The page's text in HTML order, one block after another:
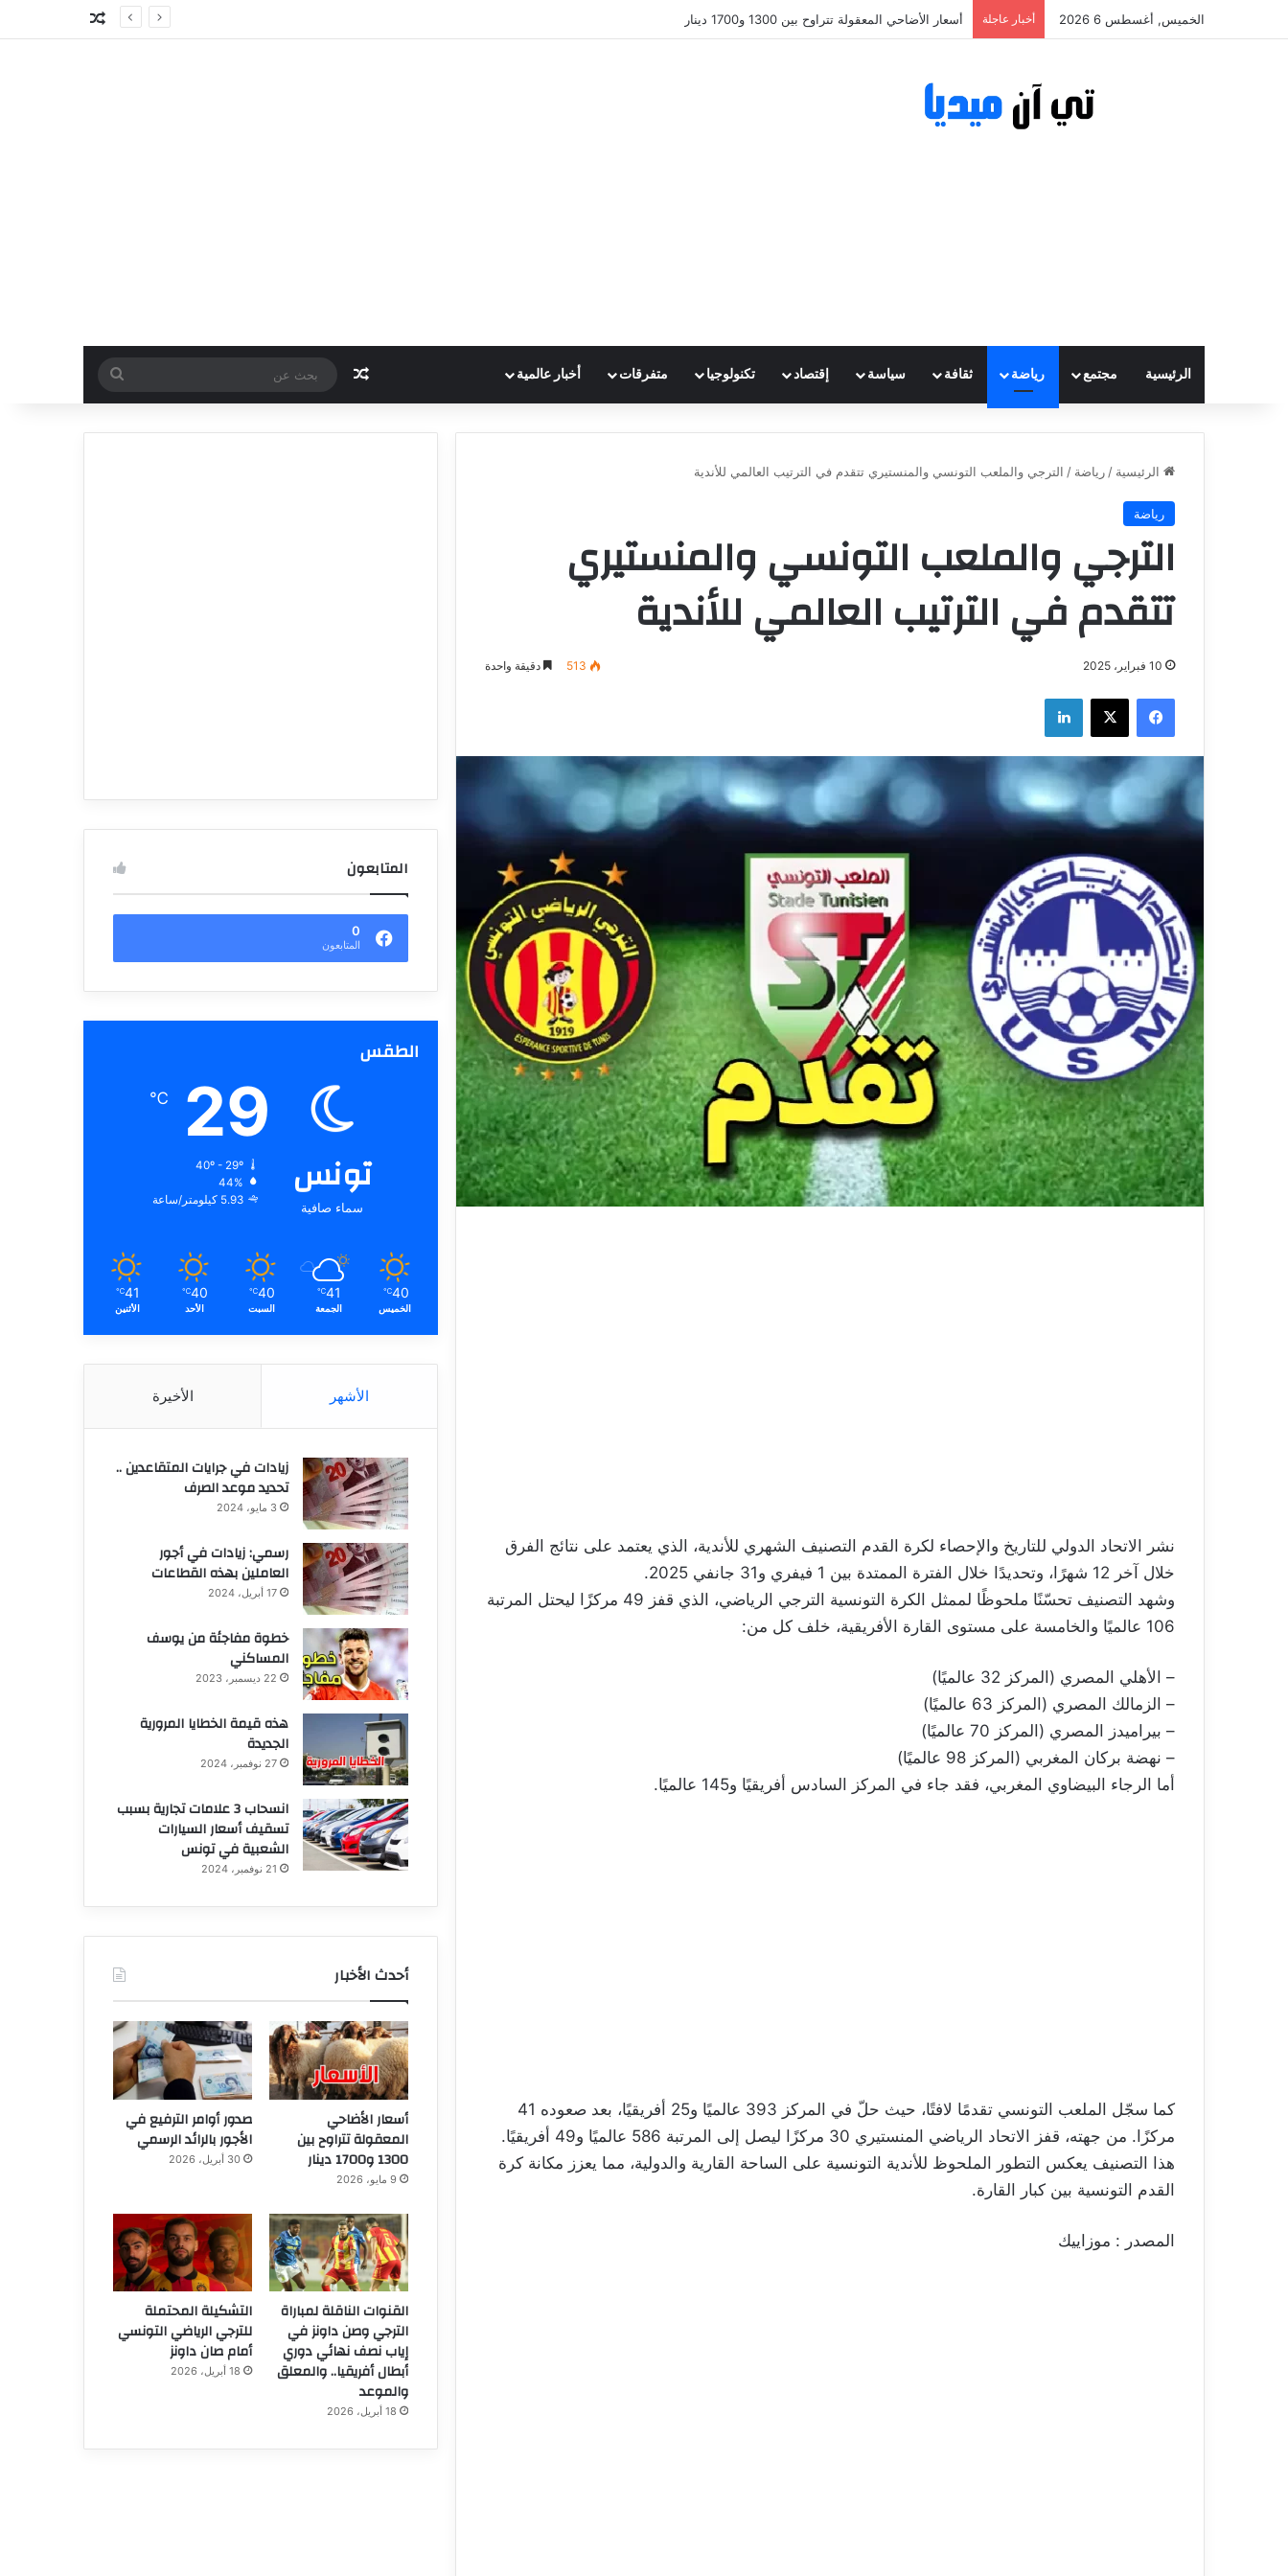
الخميس, أغسطس 6 2026 أخبار عاجلة أسعار الأضاحي المعقولة تتراوح بين 1300 و1700 دينار مقال عشوائي
الرئيسية مجتمع رياضة ثقافة سياسة إقتصاد تكنولوجيا متفرقات أخبار عالمية مقال عشوائي
بحث
عن
الرئيسية / رياضة / الترجي والملعب التونسي والمنستيري تتقدم في الترتيب العالمي للأندية
رياضة
الترجي والملعب التونسي والمنستيري
تتقدم في الترتيب العالمي للأندية
10 فبراير، 2025 513 دقيقة واحدة
فيسبوك ‫X لينكدإن
نشر الاتحاد الدولي للتاريخ والإحصاء لكرة القدم التصنيف الشهري للأندية، الذي يعتمد على نتائج الفرق
خلال آخر 12 شهرًا، وتحديدًا خلال الفترة الممتدة بين 1 فيفري و31 جانفي 2025.
وشهد التصنيف تحسّنًا ملحوظًا لممثل الكرة التونسية الترجي الرياضي، الذي قفز 49 مركزًا ليحتل المرتبة
106 عالميًا والخامسة على مستوى القارة الأفريقية، خلف كل من:
– الأهلي المصري (المركز 32 عالميًا)
– الزمالك المصري (المركز 63 عالميًا)
– بيراميدز المصري (المركز 70 عالميًا)
– نهضة بركان المغربي (المركز 98 عالميًا)
أما الرجاء البيضاوي المغربي، فقد جاء في المركز السادس أفريقيًا و145 عالميًا.
كما سجّل الملعب التونسي تقدمًا لافتًا، حيث حلّ في المركز 393 عالميًا و25 أفريقيًا، بعد صعوده 41
مركزًا. من جهته، قفز الاتحاد الرياضي المنستيري 30 مركزًا ليصل إلى المرتبة 586 عالميًا و49 أفريقيًا.
هذا التصنيف يعكس التطور الملحوظ للأندية التونسية على الساحة القارية والدولية، مما يعزز مكانة كرة
القدم التونسية بين كبار القارة.
المصدر : موزاييك
المتابعون
0
المتابعون
الطقس
تونس
سماء صافية
29
℃
40º - 29º
44%
5.93 كيلومتر/ساعة
40
℃
الخميس
41
℃
الجمعة
40
℃
السبت
40
℃
الأحد
41
℃
الأثنين
الأشهر الأخيرة
زيادات في جرايات المتقاعدين ..
تحديد موعد الصرف
3 مايو، 2024
رسمي: زيادات في أجور
العاملين بهذه القطاعات
17 أبريل، 2024
خطوة مفاجئة من يوسف
المساكني
22 ديسمبر، 2023
هذه قيمة الخطايا المرورية
الجديدة
27 نوفمبر، 2024
انسحاب 3 علامات تجارية بسبب
تسقيف أسعار السيارات
الشعبية في تونس
21 نوفمبر، 2024
أحدث الأخبار
أسعار الأضاحي
المعقولة تتراوح بين
1300 و1700 دينار
9 مايو، 2026
صدور أوامر الترفيع في
الأجور بالرائد الرسمي
30 أبريل، 2026
القنوات الناقلة لمباراة
الترجي وصن داونز في
إياب نصف نهائي دوري
أبطال أفريقيا.. والمعلق
والموعد
18 أبريل، 2026
التشكيلة المحتملة
للترجي الرياضي التونسي
أمام صان داونز
18 أبريل، 2026